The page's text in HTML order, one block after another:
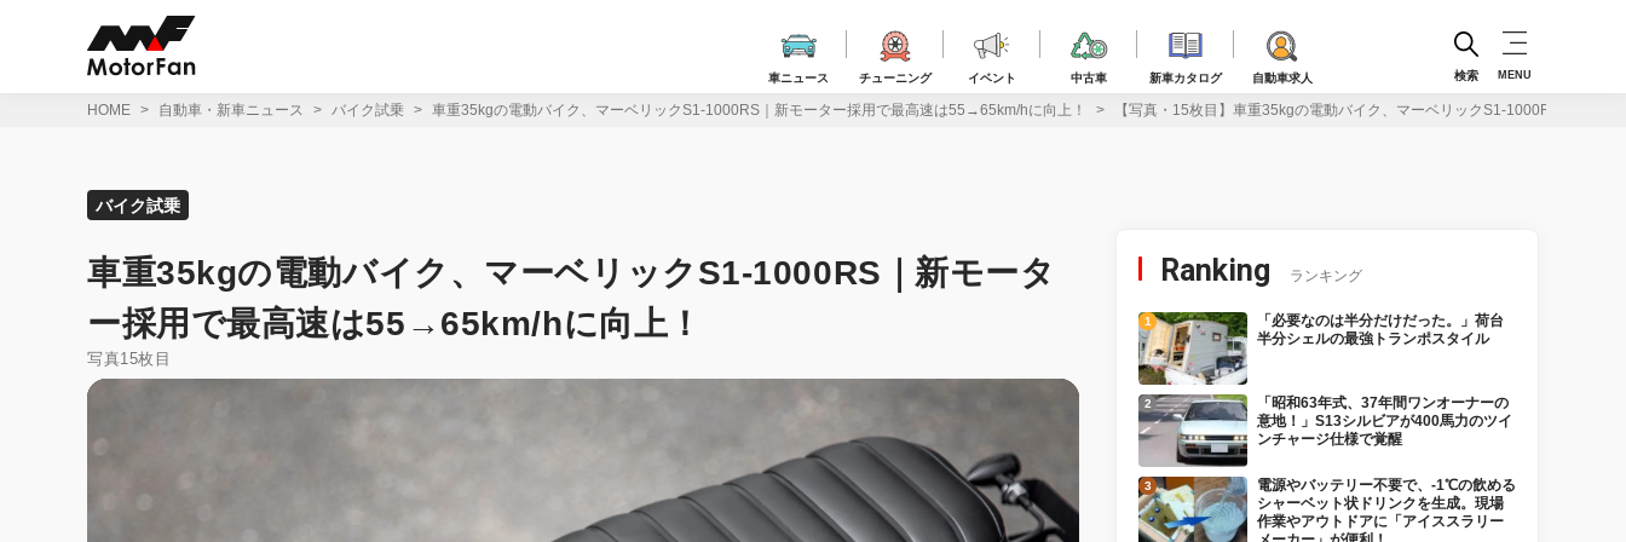
車ニュース チューニング イベント 中古車 新車カタログ 自動車求人 検索 MENU
HOME 自動車・新車ニュース バイク試乗 車重35kgの電動バイク、マーベリックS1-1000RS｜新モーター採用で最高速は55→65km/hに向上！ 【写真・15枚目】車重35kgの電動バイク、マーベリックS1-1000RS｜新モ
バイク試乗
車重35kgの電動バイク、マーベリックS1-1000RS｜新モータ
ー採用で最高速は55→65km/hに向上！
写真15枚目
Ranking ランキング
「必要なのは半分だけだった。」荷台
半分シェルの最強トランポスタイル
「昭和63年式、37年間ワンオーナーの
意地！」S13シルビアが400馬力のツイ
ンチャージ仕様で覚醒
電源やバッテリー不要で、-1℃の飲める
シャーベット状ドリンクを生成。現場
作業やアウトドアに「アイススラリー